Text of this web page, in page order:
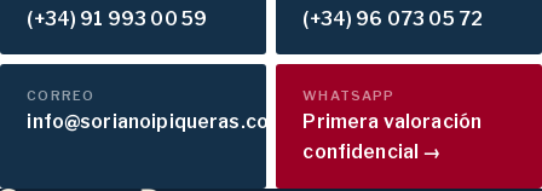
(+34) 91 993 00 59 (+34) 96 073 05 72
CORREO
info@sorianoipiqueras.com
WHATSAPP
Primera valoración
confidencial →